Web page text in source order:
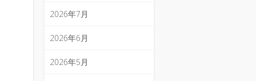
2026年7月
2026年6月
2026年5月